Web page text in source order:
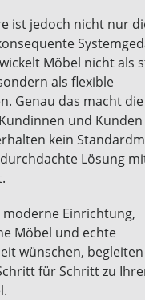
ist jedoch nicht nur
Möbel nicht als
als flexible
Genau das macht
und Kunden
kein
Lösung
moderne Einrichtung,
Möbel und echte
wünschen,
für Schritt zu